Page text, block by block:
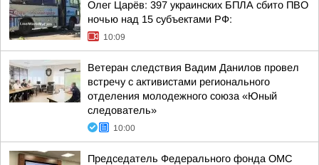
Олег Царёв: 397 украинских БПЛА сбито ПВО
ночью над 15 субъектами РФ:
10:09
Ветеран следствия Вадим Данилов провел
встречу с активистами регионального
отделения молодежного союза «Юный
следователь»
10:00
Председатель Федерального фонда ОМС